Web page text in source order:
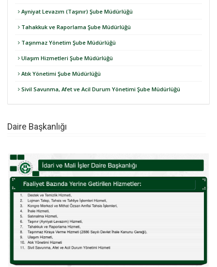
Ayniyat Levazım (Taşınır) Şube Müdürlüğü
Tahakkuk ve Raporlama Şube Müdürlüğü
Taşınmaz Yönetim Şube Müdürlüğü
Ulaşım Hizmetleri Şube Müdürlüğü
Atık Yönetimi Şube Müdürlüğü
Sivil Savunma, Afet ve Acil Durum Yönetimi Şube Müdürlüğü
Daire Başkanlığı